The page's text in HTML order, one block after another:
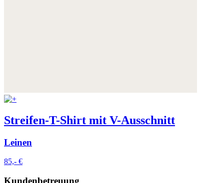
Streifen-T-Shirt mit V-Ausschnitt
Leinen
85,- €
Kundenbetreuung